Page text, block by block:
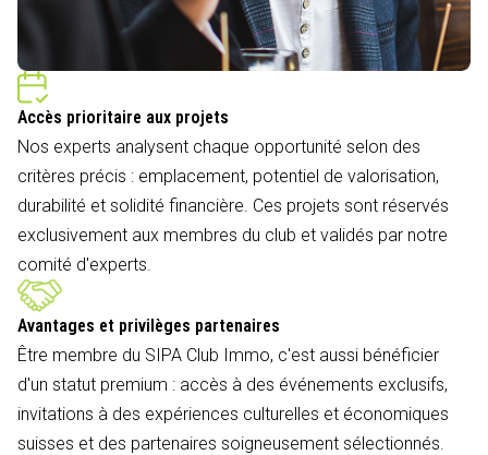
Accès prioritaire aux projets
Nos experts analysent chaque opportunité selon des
critères précis : emplacement, potentiel de valorisation,
durabilité et solidité financière. Ces projets sont réservés
exclusivement aux membres du club et validés par notre
comité d'experts.
Avantages et privilèges partenaires
Être membre du SIPA Club Immo, c'est aussi bénéficier
d'un statut premium : accès à des événements exclusifs,
invitations à des expériences culturelles et économiques
suisses et des partenaires soigneusement sélectionnés.